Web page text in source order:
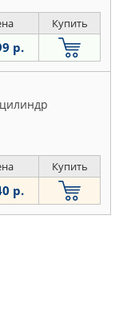
Купить
р.
Купить
р.